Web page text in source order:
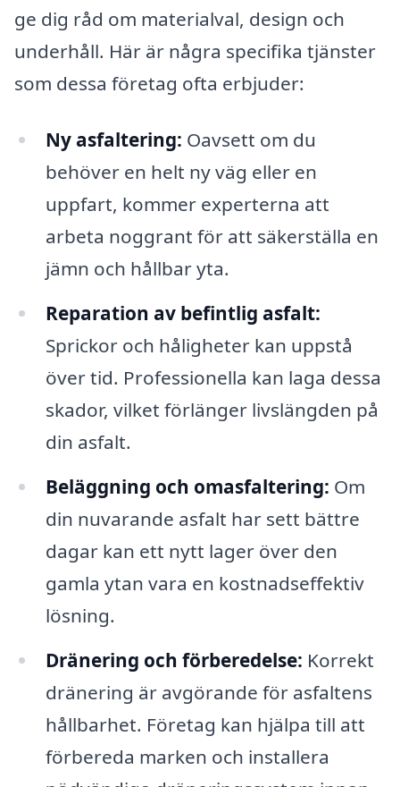
ge dig råd om materialval, design och
underhåll. Här är några specifika tjänster
som dessa företag ofta erbjuder:
Ny asfaltering: Oavsett om du
behöver en helt ny väg eller en
uppfart, kommer experterna att
arbeta noggrant för att säkerställa en
jämn och hållbar yta.
Reparation av befintlig asfalt:
Sprickor och håligheter kan uppstå
över tid. Professionella kan laga dessa
skador, vilket förlänger livslängden på
din asfalt.
Beläggning och omasfaltering: Om
din nuvarande asfalt har sett bättre
dagar kan ett nytt lager över den
gamla ytan vara en kostnadseffektiv
lösning.
Dränering och förberedelse: Korrekt
dränering är avgörande för asfaltens
hållbarhet. Företag kan hjälpa till att
förbereda marken och installera